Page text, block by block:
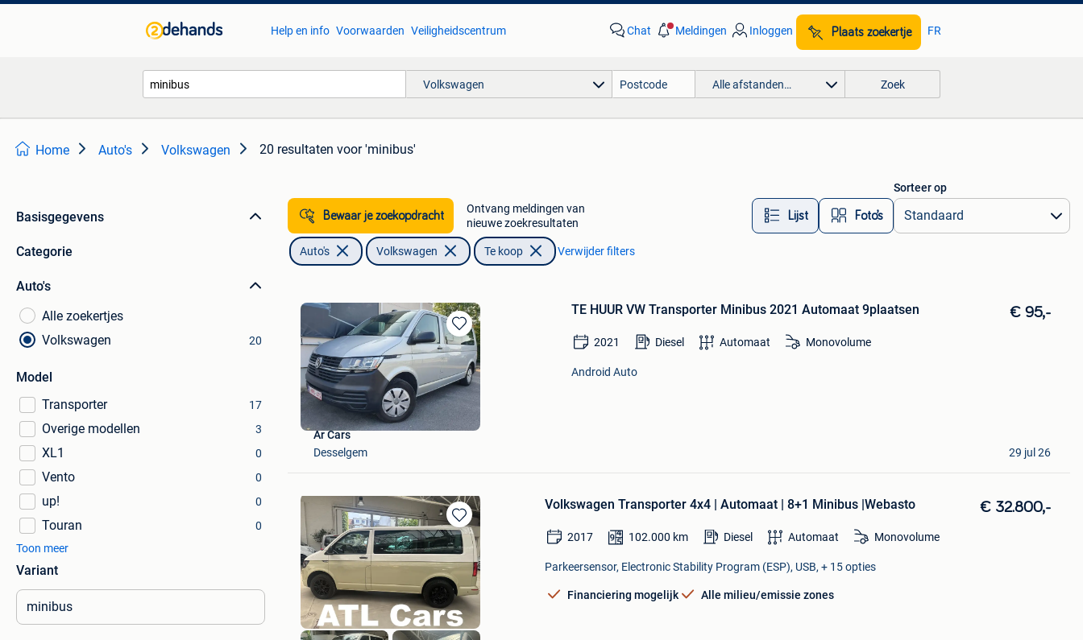
Help en info Voorwaarden Veiligheidscentrum Chat Meldingen Inloggen Plaats zoekertje FR
Volkswagen Alle afstanden… Zoek
Home Auto's Volkswagen 20 resultaten voor 'minibus'
Basisgegevens
Categorie
Auto's
Alle zoekertjes
Volkswagen
20
Model
Transporter
17
Overige modellen 3
XL1 0
Vento 0
up! 0
Touran
0
Toon meer
Variant
Bewaar je zoekopdracht
Ontvang meldingen van
nieuwe zoekresultaten
Lijst Foto’s
Sorteer op
Auto's Volkswagen Te koop Verwijder filters
Bewaren
in
Mijn
Favorieten
TE HUUR VW Transporter Minibus 2021 Automaat 9plaatsen € 95,-
2021 Diesel Automaat Monovolume
Android Auto
Ar Cars
Desselgem
29 jul 26
Bewaren
in
Mijn
Favorieten
Volkswagen Transporter 4x4 | Automaat | 8+1 Minibus |Webasto € 32.800,-
2017 102.000 km Diesel Automaat Monovolume
Parkeersensor, Electronic Stability Program (ESP), USB, + 15 opties
Financiering mogelijk Alle milieu/emissie zones